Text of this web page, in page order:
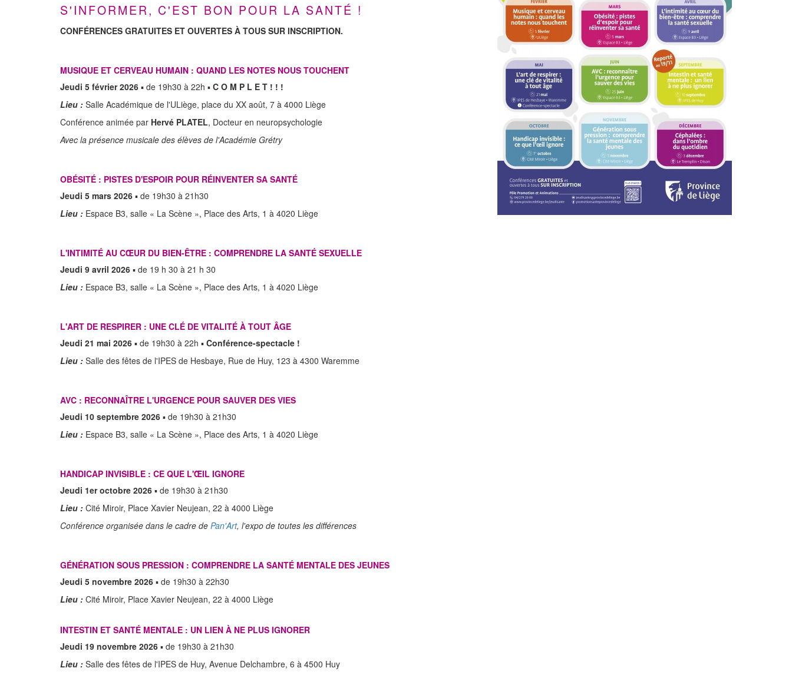
S'INFORMER, C'EST BON POUR LA SANTÉ !
CONFÉRENCES GRATUITES ET OUVERTES À TOUS SUR INSCRIPTION.
MUSIQUE ET CERVEAU HUMAIN : QUAND LES NOTES NOUS TOUCHENT
Jeudi 5 février 2026 ▪ de 19h30 à 22h ▪ C O M P L E T ! ! !
Lieu : Salle Académique de l'ULiège, place du XX août, 7 à 4000 Liège
Conférence animée par Hervé PLATEL, Docteur en neuropsychologie
Avec la présence musicale des élèves de l'Académie Grétry
OBÉSITÉ : PISTES D'ESPOIR POUR RÉINVENTER SA SANTÉ
Jeudi 5 mars 2026 ▪ de 19h30 à 21h30
Lieu : Espace B3, salle « La Scène », Place des Arts, 1 à 4020 Liège
L'INTIMITÉ AU CŒUR DU BIEN-ÊTRE : COMPRENDRE LA SANTÉ SEXUELLE
Jeudi 9 avril 2026 ▪ de 19 h 30 à 21 h 30
Lieu : Espace B3, salle « La Scène », Place des Arts, 1 à 4020 Liège
L'ART DE RESPIRER : UNE CLÉ DE VITALITÉ À TOUT ÂGE
Jeudi 21 mai 2026 ▪ de 19h30 à 22h ▪ Conférence-spectacle !
Lieu : Salle des fêtes de l'IPES de Hesbaye, Rue de Huy, 123 à 4300 Waremme
AVC : RECONNAÎTRE L'URGENCE POUR SAUVER DES VIES
Jeudi 10 septembre 2026 ▪ de 19h30 à 21h30
Lieu : Espace B3, salle « La Scène », Place des Arts, 1 à 4020 Liège
HANDICAP INVISIBLE : CE QUE L'ŒIL IGNORE
Jeudi 1er octobre 2026 ▪ de 19h30 à 21h30
Lieu : Cité Miroir, Place Xavier Neujean, 22 à 4000 Liège
Conférence organisée dans le cadre de Pan'Art, l'expo de toutes les différences
GÉNÉRATION SOUS PRESSION : COMPRENDRE LA SANTÉ MENTALE DES JEUNES
Jeudi 5 novembre 2026 ▪ de 19h30 à 22h30
Lieu : Cité Miroir, Place Xavier Neujean, 22 à 4000 Liège
INTESTIN ET SANTÉ MENTALE : UN LIEN À NE PLUS IGNORER
Jeudi 19 novembre 2026 ▪ de 19h30 à 21h30
Lieu : Salle des fêtes de l'IPES de Huy, Avenue Delchambre, 6 à 4500 Huy